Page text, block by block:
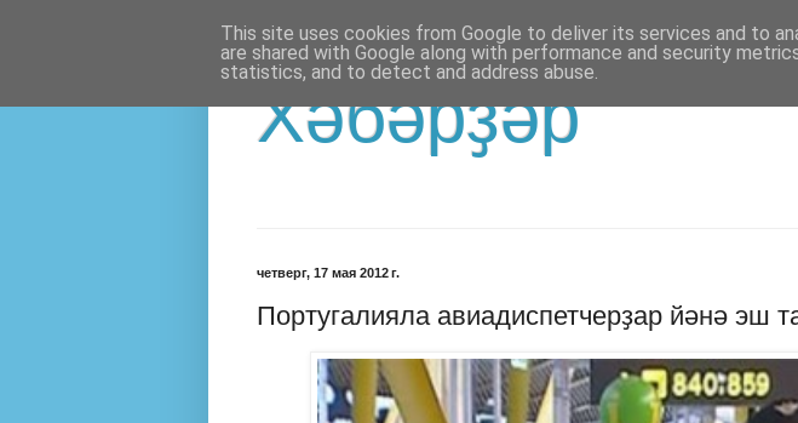
Хәбәрҙәр
четверг, 17 мая 2012 г.
Португалияла авиадиспетчерҙар йәнә эш
This site uses cookies from Google to deliver its services and to
are shared with Google along with performance and security
statistics, and to detect and address abuse.